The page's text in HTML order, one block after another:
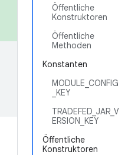
Öffentliche
Konstruktoren
Öffentliche
Methoden
Konstanten
MODULE_CONFIG
_KEY
TRADEFED_JAR_V
ERSION_KEY
Öffentliche
Konstruktoren